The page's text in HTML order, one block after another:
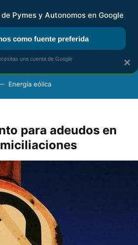
KIT DIGITAL RENTA
Energía eólica
para adeudos en
×
Pymes y Autonomos en Google
como fuente preferida
una cuenta de Google